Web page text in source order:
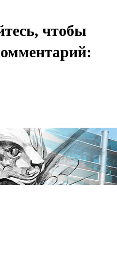
чтобы